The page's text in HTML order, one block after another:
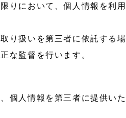
りにおいて、個人情報を利用
り扱いを第三者に依託する場
な監督を行います。
個人情報を第三者に提供いた